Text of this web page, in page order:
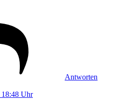
Antworten
18:48 Uhr